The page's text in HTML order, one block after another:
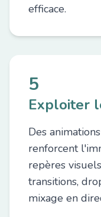
efficace.
5
Exploiter
Des
renforcent
repères
transitions,
mixage en